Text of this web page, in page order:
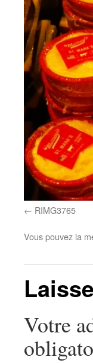
RIMG3765
Vous pouvez la
Votre